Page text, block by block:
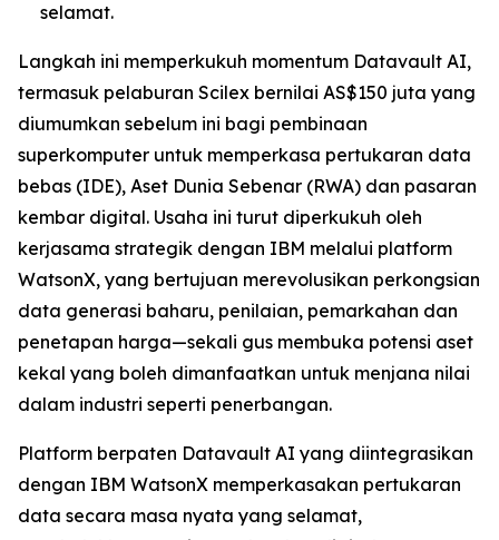
selamat.
Langkah ini memperkukuh momentum Datavault AI,
termasuk pelaburan Scilex bernilai AS$150 juta yang
diumumkan sebelum ini bagi pembinaan
superkomputer untuk memperkasa pertukaran data
bebas (IDE), Aset Dunia Sebenar (RWA) dan pasaran
kembar digital. Usaha ini turut diperkukuh oleh
kerjasama strategik dengan IBM melalui platform
WatsonX, yang bertujuan merevolusikan perkongsian
data generasi baharu, penilaian, pemarkahan dan
penetapan harga—sekali gus membuka potensi aset
kekal yang boleh dimanfaatkan untuk menjana nilai
dalam industri seperti penerbangan.
Platform berpaten Datavault AI yang diintegrasikan
dengan IBM WatsonX memperkasakan pertukaran
data secara masa nyata yang selamat,